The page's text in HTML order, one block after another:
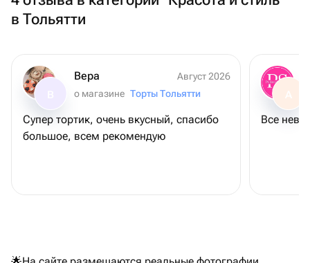
в Тольятти
Вера
Август 2026
о магазине Торты Тольятти
Супер тортик, очень вкусный, спасибо
большое, всем рекомендую
А
Все